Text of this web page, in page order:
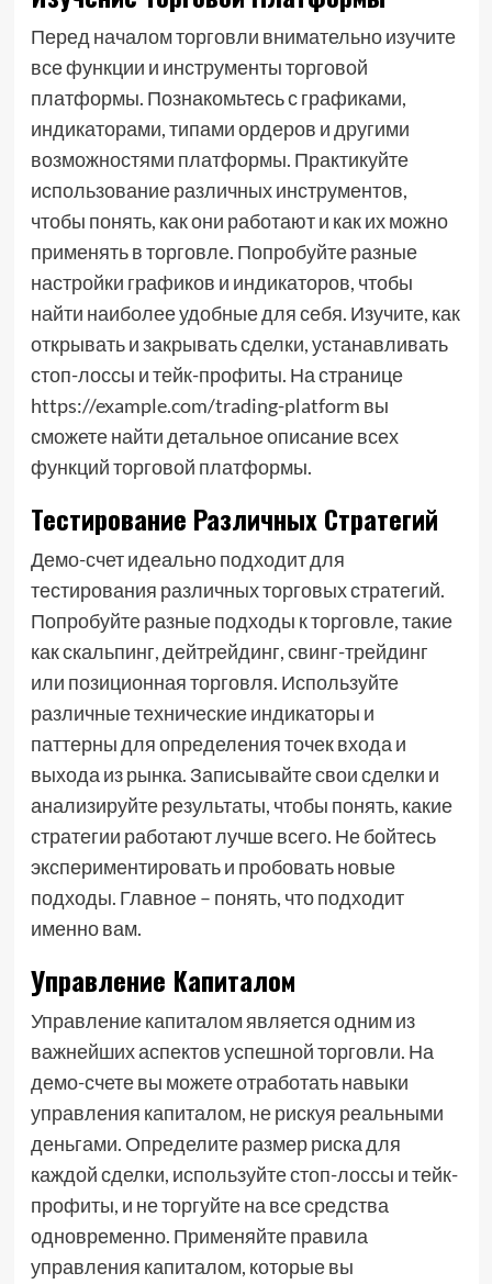
Перед началом торговли внимательно изучите
все функции и инструменты торговой
платформы. Познакомьтесь с графиками,
индикаторами, типами ордеров и другими
возможностями платформы. Практикуйте
использование различных инструментов,
чтобы понять, как они работают и как их можно
применять в торговле. Попробуйте разные
настройки графиков и индикаторов, чтобы
найти наиболее удобные для себя. Изучите, как
открывать и закрывать сделки, устанавливать
стоп-лоссы и тейк-профиты. На странице
https://example.com/trading-platform вы
сможете найти детальное описание всех
функций торговой платформы.
Тестирование Различных Стратегий
Демо-счет идеально подходит для
тестирования различных торговых стратегий.
Попробуйте разные подходы к торговле, такие
как скальпинг, дейтрейдинг, свинг-трейдинг
или позиционная торговля. Используйте
различные технические индикаторы и
паттерны для определения точек входа и
выхода из рынка. Записывайте свои сделки и
анализируйте результаты, чтобы понять, какие
стратегии работают лучше всего. Не бойтесь
экспериментировать и пробовать новые
подходы. Главное – понять, что подходит
именно вам.
Управление Капиталом
Управление капиталом является одним из
важнейших аспектов успешной торговли. На
демо-счете вы можете отработать навыки
управления капиталом, не рискуя реальными
деньгами. Определите размер риска для
каждой сделки, используйте стоп-лоссы и тейк-
профиты, и не торгуйте на все средства
одновременно. Применяйте правила
управления капиталом, которые вы